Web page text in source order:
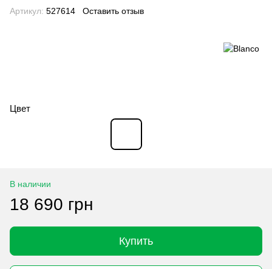
Артикул: 527614 Оставить отзыв
Цвет
В наличии
18 690 грн
Купить